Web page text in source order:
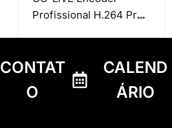
Profissional H.264 Pro
CONTAT
O
CALEND
ÁRIO